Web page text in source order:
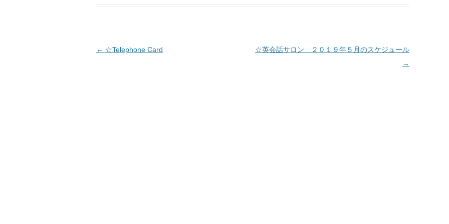
投稿ナビゲーション
← ☆Telephone Card
☆英会話サロン ２０１９年５月のスケジュール
→